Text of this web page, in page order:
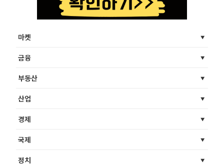
마켓
금융
부동산
산업
경제
국제
정치